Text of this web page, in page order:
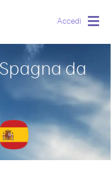
Accedi
da